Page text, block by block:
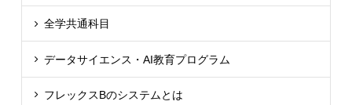
全学共通科目
データサイエンス・AI教育プログラム
フレックスBのシステムとは